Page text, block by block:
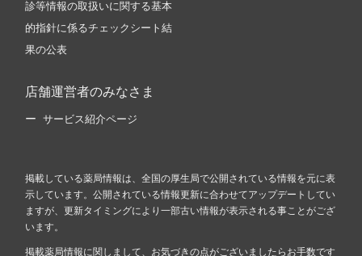
診等情報の取扱いに関する基本
的指針に係るチェックシート結
果の公表
店舗運営者のみなさま
サービス紹介ページ
掲載している薬局情報は、全国の厚生局で公開されている情報を元に表
示しています。公開されている情報更新に合わせてアップデートしてい
ますが、更新タイミングにより一部古い情報が表示される事ことがござ
います。
掲載薬局情報に関しまして、お気づきの点がございましたらお手数です